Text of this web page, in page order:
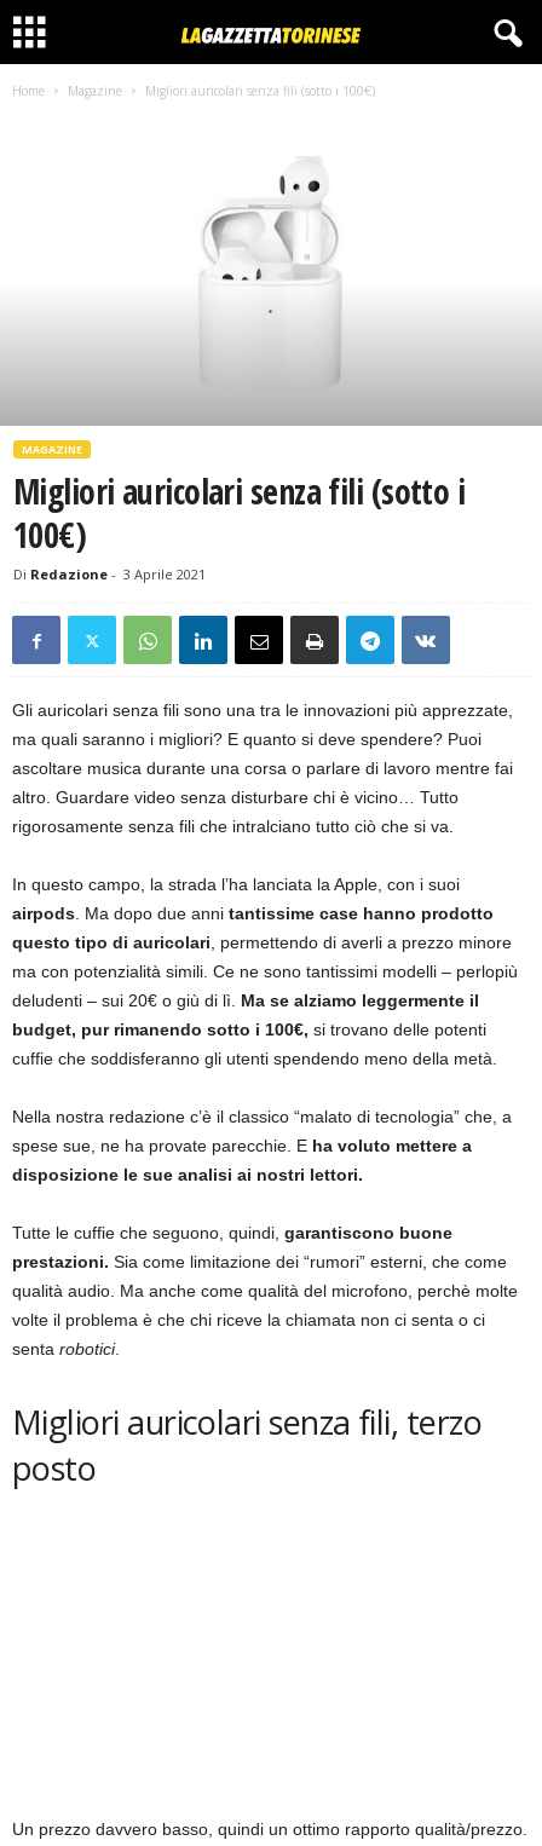
Home Magazine Migliori auricolari senza fili (sotto i 100€)
MAGAZINE
Migliori auricolari senza fili (sotto i
100€)
Di Redazione - 3 Aprile 2021
Gli auricolari senza fili sono una tra le innovazioni più apprezzate,
ma quali saranno i migliori? E quanto si deve spendere? Puoi
ascoltare musica durante una corsa o parlare di lavoro mentre fai
altro. Guardare video senza disturbare chi è vicino… Tutto
rigorosamente senza fili che intralciano tutto ciò che si va.
In questo campo, la strada l’ha lanciata la Apple, con i suoi
airpods. Ma dopo due anni tantissime case hanno prodotto
questo tipo di auricolari, permettendo di averli a prezzo minore
ma con potenzialità simili. Ce ne sono tantissimi modelli – perlopiù
deludenti – sui 20€ o giù di lì. Ma se alziamo leggermente il
budget, pur rimanendo sotto i 100€, si trovano delle potenti
cuffie che soddisferanno gli utenti spendendo meno della metà.
Nella nostra redazione c’è il classico “malato di tecnologia” che, a
spese sue, ne ha provate parecchie. E ha voluto mettere a
disposizione le sue analisi ai nostri lettori.
Tutte le cuffie che seguono, quindi, garantiscono buone
prestazioni. Sia come limitazione dei “rumori” esterni, che come
qualità audio. Ma anche come qualità del microfono, perchè molte
volte il problema è che chi riceve la chiamata non ci senta o ci
senta robotici.
Migliori auricolari senza fili, terzo
posto
Un prezzo davvero basso, quindi un ottimo rapporto qualità/prezzo.